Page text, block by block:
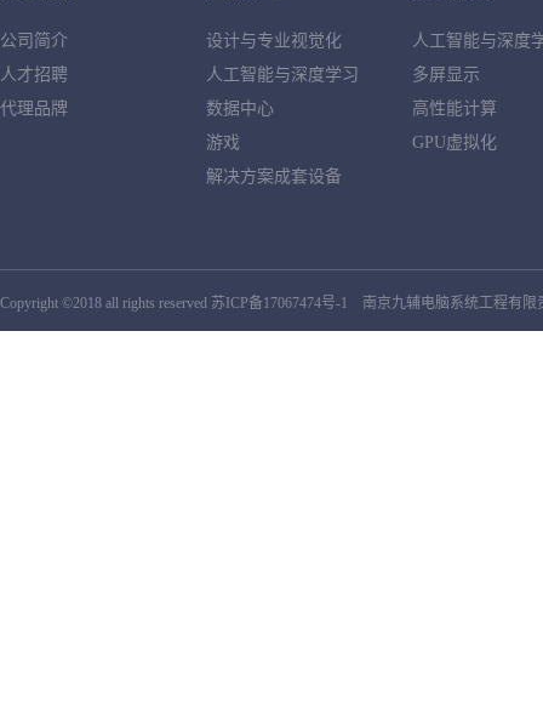
公司简介
人才招聘
代理品牌
设计与专业视觉化
人工智能与深度学习
数据中心
游戏
解决方案成套设备
人工智能与深度
多屏显示
高性能计算
GPU虚拟化
Copyright ©2018 all rights reserved 苏ICP备17067474号-1 南京九辅电脑系统工程有